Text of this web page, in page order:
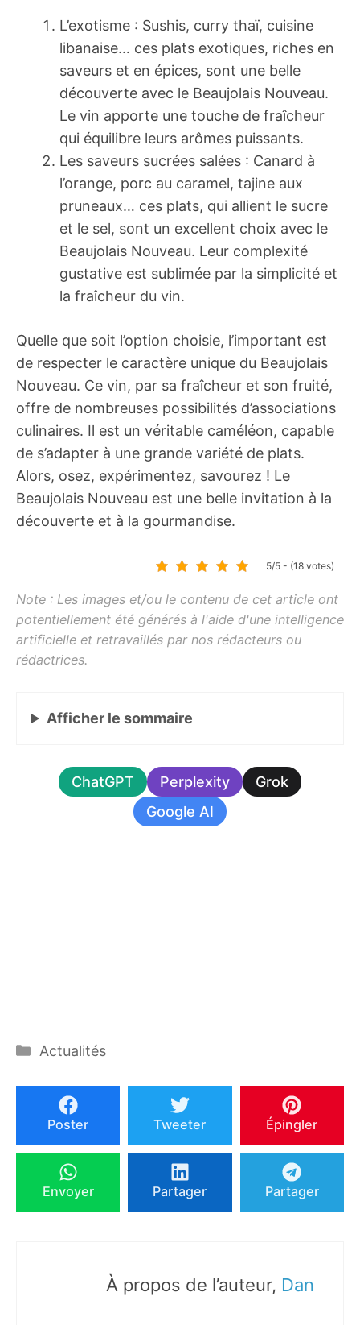
L’exotisme : Sushis, curry thaï, cuisine
libanaise… ces plats exotiques, riches en
saveurs et en épices, sont une belle
découverte avec le Beaujolais Nouveau.
Le vin apporte une touche de fraîcheur
qui équilibre leurs arômes puissants.
Les saveurs sucrées salées : Canard à
l’orange, porc au caramel, tajine aux
pruneaux… ces plats, qui allient le sucre
et le sel, sont un excellent choix avec le
Beaujolais Nouveau. Leur complexité
gustative est sublimée par la simplicité et
la fraîcheur du vin.
Quelle que soit l’option choisie, l’important est
de respecter le caractère unique du Beaujolais
Nouveau. Ce vin, par sa fraîcheur et son fruité,
offre de nombreuses possibilités d’associations
culinaires. Il est un véritable caméléon, capable
de s’adapter à une grande variété de plats.
Alors, osez, expérimentez, savourez ! Le
Beaujolais Nouveau est une belle invitation à la
découverte et à la gourmandise.
5/5 - (18 votes)
Afficher le sommaire
ChatGPT Perplexity
Grok
Google AI
Catégories
Actualités
Poster Tweeter Épingler
Envoyer Partager Partager
À propos de l’auteur, Dan